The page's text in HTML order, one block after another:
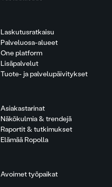
Laskutusratkaisu
Palveluosa-alueet
One platform
Lisäpalvelut
Tuote- ja palvelupäivitykset
Asiakastarinat
Näkökulmia & trendejä
Raportit & tutkimukset
Elämää Ropolla
Avoimet työpaikat